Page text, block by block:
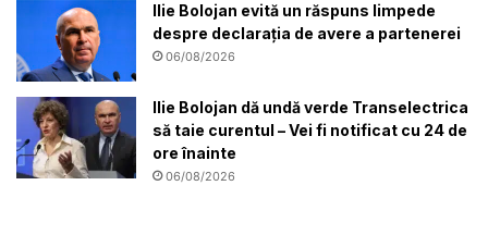
Ilie Bolojan evită un răspuns limpede
despre declarația de avere a partenerei
06/08/2026
Ilie Bolojan dă undă verde Transelectrica
să taie curentul – Vei fi notificat cu 24 de
ore înainte
06/08/2026